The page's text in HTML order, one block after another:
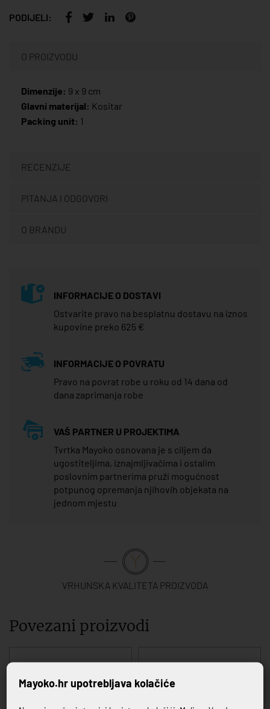
PODIJELI:
O PROIZVODU
Dimenzije: 9 x 9 cm
Glavni materijal: Kositar
Packing unit: 1
RECENZIJE
PITANJA I ODGOVORI
O BRANDU
INFORMACIJE O DOSTAVI
Ostvarite pravo na besplatnu dostavu na iznos
kupovine preko 625 €
INFORMACIJE O POVRATU
Pravo na povrat robe u roku od 14 dana od
dana zaprimanja robe
VAŠ PARTNER U PROJEKTIMA
Tvrtka Mayoko osnovana je s ciljem da
ugostiteljima, iznajmljivačima i ostalim
poslovnim partnerima pruži mogućnost
potpunog opremanja njihovih objekata na
jednom mjestu
VRHUNSKA KVALITETA PROIZVODA
Povezani proizvodi
Mayoko.hr upotrebljava kolačiće